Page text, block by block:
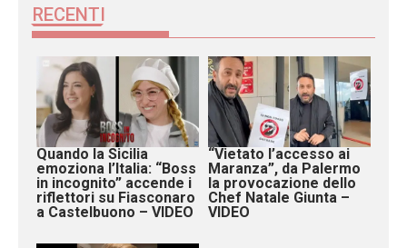
RECENTI
Quando la Sicilia
emoziona l’Italia: “Boss
in incognito” accende i
riflettori su Fiasconaro
a Castelbuono – VIDEO
“Vietato l’accesso ai
Maranza”, da Palermo
la provocazione dello
Chef Natale Giunta –
VIDEO